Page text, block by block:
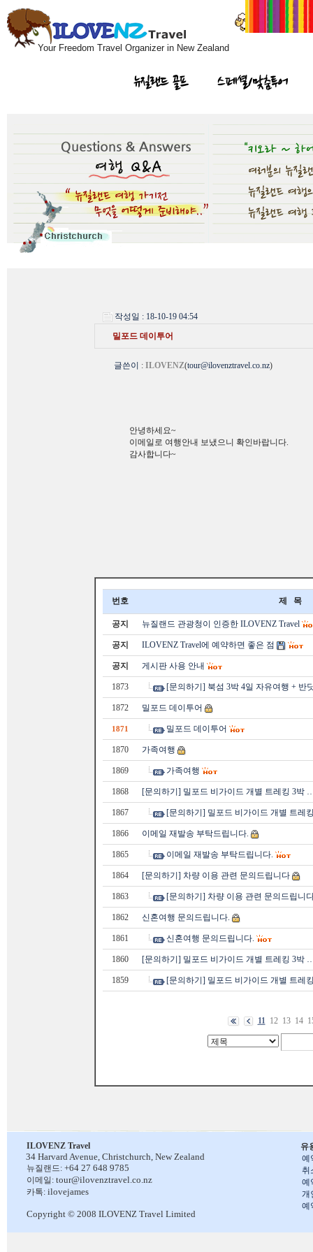
Your Freedom Travel Organizer in New Zealand
뉴질랜드 골프 스페셜/맞춤투어
작성일 : 18-10-19 04:54
밀포드 데이투어
글쓴이 : ILOVENZ(tour@ilovenztravel.co.nz)
안녕하세요~
이메일로 여행안내 보냈으니 확인바랍니다.
감사합니다~
번호 제 목
공지 뉴질랜드 관광청이 인증한 ILOVENZ Travel
공지 ILOVENZ Travel에 예약하면 좋은 점
공지 게시판 사용 안내
1873 [문의하기] 북섬 3박 4일 자유여행 + 반
1872 밀포드 데이투어
1871 밀포드 데이투어
1870 가족여행
1869 가족여행
1868 [문의하기] 밀포드 비가이드 개별 트레킹 3박
1867 [문의하기] 밀포드 비가이드 개별 트레
1866 이메일 재발송 부탁드립니다.
1865 이메일 재발송 부탁드립니다.
1864 [문의하기] 차량 이용 관련 문의드립니다
1863 [문의하기] 차량 이용 관련 문의드립니
1862 신혼여행 문의드립니다.
1861 신혼여행 문의드립니다.
1860 [문의하기] 밀포드 비가이드 개별 트레킹 3박
1859 [문의하기] 밀포드 비가이드 개별 트레
11 12 13 14
유
예
취
예
개
예
ILOVENZ Travel
34 Harvard Avenue, Christchurch, New Zealand
뉴질랜드: +64 27 648 9785
이메일: tour@ilovenztravel.co.nz
카톡: ilovejames
Copyright © 2008 ILOVENZ Travel Limited